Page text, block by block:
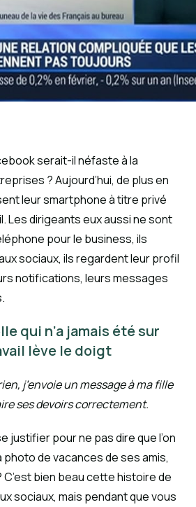
serait-il néfaste à la
? Aujourd’hui, de plus en
leur smartphone à titre privé
Les dirigeants eux aussi ne sont
pour le business, ils
sociaux, ils regardent leur profil
notifications, leurs messages
qui n’a jamais été sur
lève le doigt
j’envoie un message à ma fille
ses devoirs correctement.
justifier pour ne pas dire que l’on
photo de vacances de ses amis,
C’est bien beau cette histoire de
sociaux, mais pendant que vous